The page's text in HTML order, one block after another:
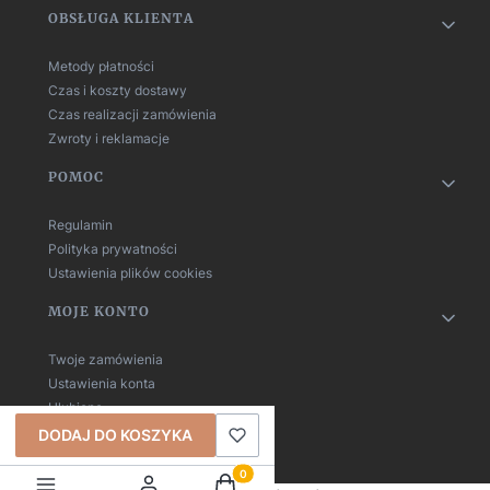
OBSŁUGA KLIENTA
Metody płatności
Czas i koszty dostawy
Czas realizacji zamówienia
Zwroty i reklamacje
POMOC
Regulamin
Polityka prywatności
Ustawienia plików cookies
MOJE KONTO
Twoje zamówienia
Ustawienia konta
Ulubione
DODAJ DO KOSZYKA
Produkty w koszyku: 0. Zobacz